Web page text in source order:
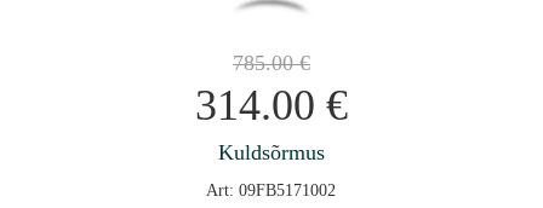
785.00€
314.00 €
Kuldsõrmus
Art: 09FB5171002